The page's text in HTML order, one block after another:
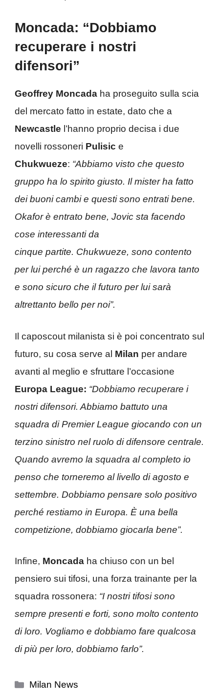
Moncada: “Dobbiamo
recuperare i nostri
difensori”
Geoffrey Moncada ha proseguito sulla scia
del mercato fatto in estate, dato che a
Newcastle l’hanno proprio decisa i due
novelli rossoneri Pulisic e
Chukwueze: “Abbiamo visto che questo
gruppo ha lo spirito giusto. Il mister ha fatto
dei buoni cambi e questi sono entrati bene.
Okafor è entrato bene, Jovic sta facendo
cose interessanti da
cinque partite. Chukwueze, sono contento
per lui perché è un ragazzo che lavora tanto
e sono sicuro che il futuro per lui sarà
altrettanto bello per noi”.
Il caposcout milanista si è poi concentrato sul
futuro, su cosa serve al Milan per andare
avanti al meglio e sfruttare l’occasione
Europa League: “Dobbiamo recuperare i
nostri difensori. Abbiamo battuto una
squadra di Premier League giocando con un
terzino sinistro nel ruolo di difensore centrale.
Quando avremo la squadra al completo io
penso che torneremo al livello di agosto e
settembre. Dobbiamo pensare solo positivo
perché restiamo in Europa. È una bella
competizione, dobbiamo giocarla bene”.
Infine, Moncada ha chiuso con un bel
pensiero sui tifosi, una forza trainante per la
squadra rossonera: “I nostri tifosi sono
sempre presenti e forti, sono molto contento
di loro. Vogliamo e dobbiamo fare qualcosa
di più per loro, dobbiamo farlo”.
Categorie
Milan News